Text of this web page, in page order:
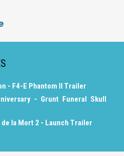
- F4-E Phantom II Trailer
- Grunt Funeral Skull
la Mort 2 - Launch Trailer